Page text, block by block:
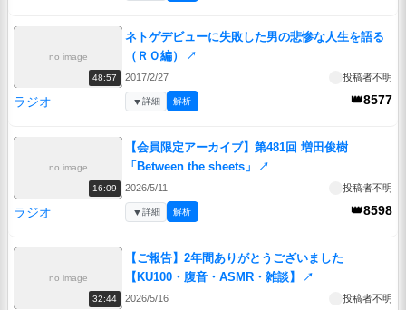
no image
48:57
ネトゲデビューに失敗した男の悲惨な人生を語る
（ＲＯ編）
↗
2017/2/27 投稿者不明
ラジオ 👑8577
▼詳細 解析
no image
16:09
【会員限定アーカイブ】第481回 増田俊樹
「Between the sheets」
↗
2026/5/11 投稿者不明
ラジオ 👑8598
▼詳細 解析
no image
32:44
【ご報告】2年間ありがとうございました
【KU100・腹音・ASMR・雑談】
↗
2026/5/16 投稿者不明